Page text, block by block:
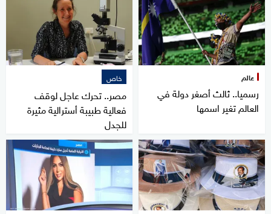
عالم
رسميا.. ثالث أصغر دولة في
العالم تغير اسمها
خاص
مصر.. تحرك عاجل لوقف
فعالية طبيبة أسترالية مثيرة
للجدل